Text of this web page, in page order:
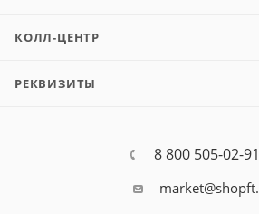
КОЛЛ-ЦЕНТР
РЕКВИЗИТЫ
8 800 505-02-91